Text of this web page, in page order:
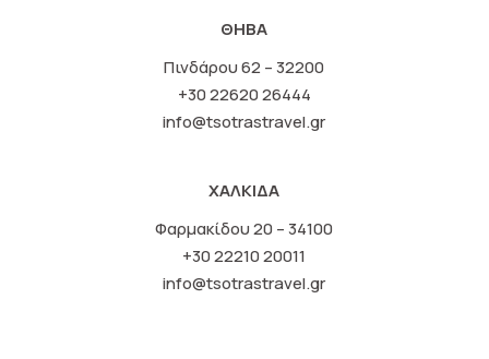
ΘΗΒΑ
Πινδάρου 62 – 32200
+30 22620 26444
info@tsotrastravel.gr
ΧΑΛΚΙΔΑ
Φαρμακίδου 20 – 34100
+30 22210 20011
info@tsotrastravel.gr